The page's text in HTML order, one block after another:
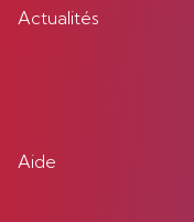
Actualités
Aide